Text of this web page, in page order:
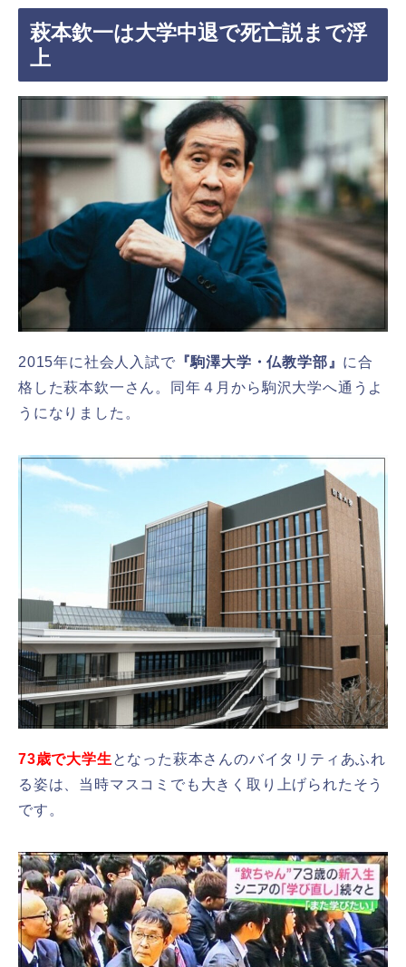
萩本欽一は大学中退で死亡説まで浮
上
2015年に社会人入試で 『駒澤大学・仏教学部』 に合
格した萩本欽一さん。同年４月から駒沢大学へ通うよ
うになりました。
73歳で大学生 となった萩本さんのバイタリティあふれ
る姿は、当時マスコミでも大きく取り上げられたそう
です。